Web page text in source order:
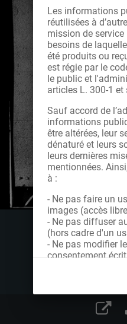
Les informations
réutilisées à
mission de
besoins de
été produits ou
est régie par le
le public et
articles L. 300-1 et
Sauf accord de
informations
être altérées, leur
dénaturé et leurs
leurs dernières
mentionnées.
à :
- Ne pas faire un
images (accès
- Ne pas diffuser
(hors cadre d'un
- Ne pas modifier
consentement
Dans le cas
à nous contacter
de Licence
proposées et le